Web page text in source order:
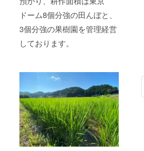
ドーム8個分強の田んぼと、
3個分強の果樹園を管理経営
しております。